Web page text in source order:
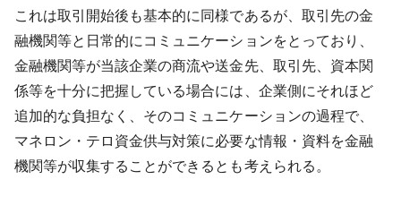
これは取引開始後も基本的に同様であるが、取引先の金
融機関等と日常的にコミュニケーションをとっており、
金融機関等が当該企業の商流や送金先、取引先、資本関
係等を十分に把握している場合には、企業側にそれほど
追加的な負担なく、そのコミュニケーションの過程で、
マネロン・テロ資金供与対策に必要な情報・資料を金融
機関等が収集することができるとも考えられる。